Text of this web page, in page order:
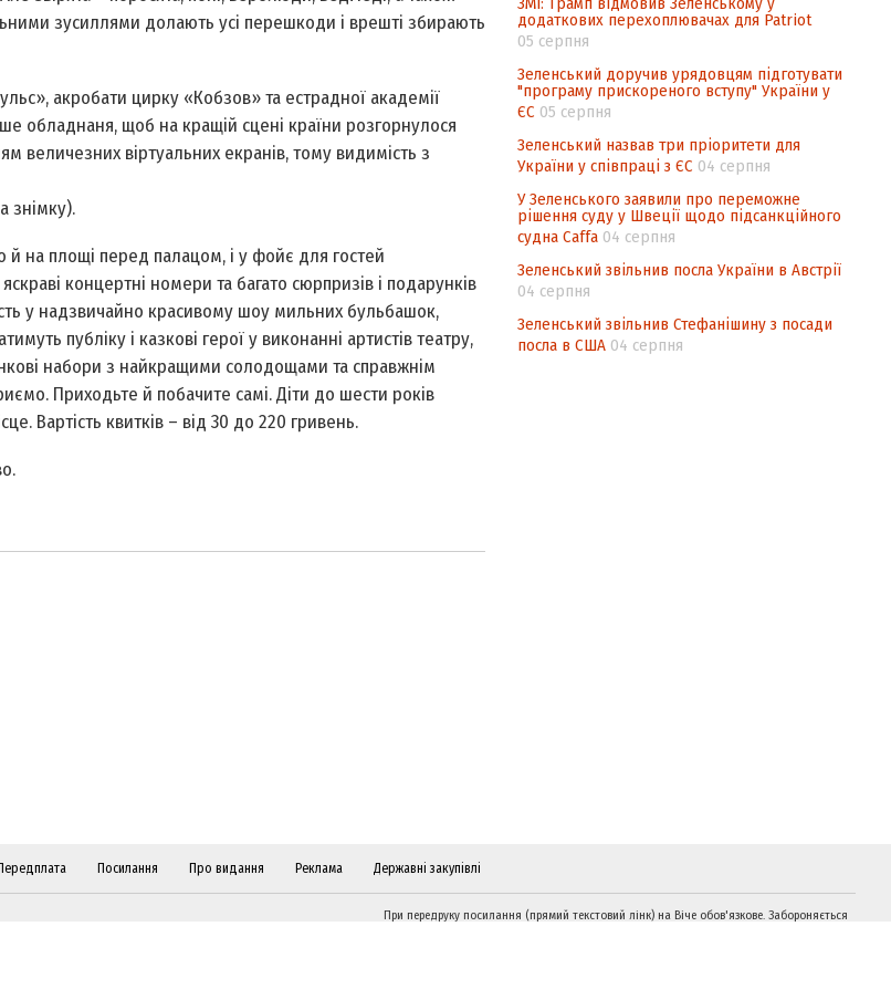
зусиллями долають усі перешкоди і врешті збирають
акробати цирку «Кобзов» та естрадної академії
обладнаня, щоб на кращій сцені країни розгорнулося
величезних віртуальних екранів, тому видимість з
знімку).
й на площі перед палацом, і у фойє для гостей
концертні номери та багато сюрпризів і подарунків
у надзвичайно красивому шоу мильних бульбашок,
публіку і казкові герої у виконанні артистів театру,
набори з найкращими солодощами та справжнім
Приходьте й побачите самі. Діти до шести років
Вартість квитків – від 30 до 220 гривень.
додаткових перехоплювачах для Patriot
05 серпня
Зеленський доручив урядовцям підготувати
"програму прискореного вступу" України у
ЄС 05 серпня
Зеленський назвав три пріоритети для
України у співпраці з ЄС 04 серпня
У Зеленського заявили про переможне
рішення суду у Швеції щодо підсанкційного
судна Caffa 04 серпня
Зеленський звільнив посла України в Австрії
04 серпня
Зеленський звільнив Стефанішину з посади
посла в США 04 серпня
Передплата Посилання Про видання Реклама Державні закупівлі
При передруку посилання (прямий текстовий лінк) на Віче обов'язкове. Забороняється